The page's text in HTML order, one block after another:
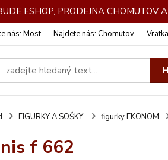
ESHOP, PRODEJNA CHOMUTOV
nás: Most Najdete nás: Chomutov Vratka
FIGURKY A SOŠKY figurky EKONOM
f 662